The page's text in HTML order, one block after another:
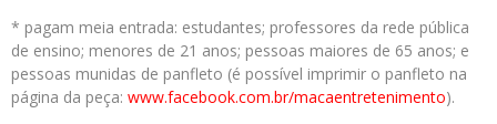
* pagam meia entrada: estudantes; professores da rede pública
de ensino; menores de 21 anos; pessoas maiores de 65 anos; e
pessoas munidas de panfleto (é possível imprimir o panfleto na
página da peça: www.facebook.com.br/macaentretenimento).